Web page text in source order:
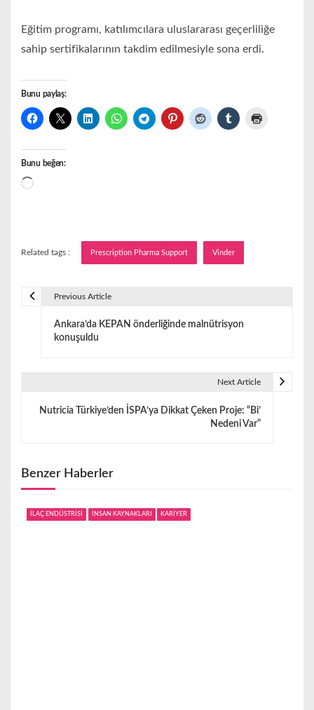
Eğitim programı, katılımcılara uluslararası geçerliliğe
sahip sertifikalarının takdim edilmesiyle sona erdi.
Bunu paylaş:
Bunu beğen:
Yükleniyor...
Related tags : Prescription Pharma Support Vinder
i
n
Previous Article
Ankara’da KEPAN önderliğinde malnütrisyon
konuşuldu
Next Article
Nutricia Türkiye’den İSPA’ya Dikkat Çeken Proje: “Bi’
Nedeni Var”
Benzer Haberler
İLAÇ ENDÜSTRİSİ İNSAN KAYNAKLARI KARİYER